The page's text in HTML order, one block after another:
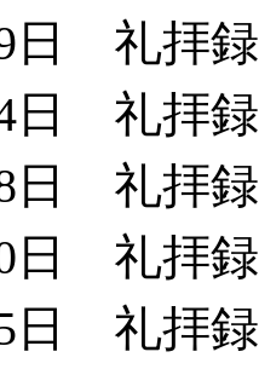
日 礼拝
日 礼拝
日 礼拝
日 礼拝
日 礼拝